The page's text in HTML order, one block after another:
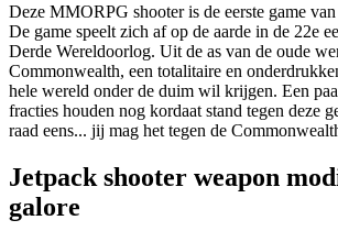
Deze MMORPG shooter is de eerste game
De game speelt zich af op de aarde in de 22e
Derde Wereldoorlog. Uit de as van de oude
Commonwealth, een totalitaire en
hele wereld onder de duim wil krijgen. Een
fracties houden nog kordaat stand tegen deze
raad eens... jij mag het tegen de
Jetpack shooter weapon
galore